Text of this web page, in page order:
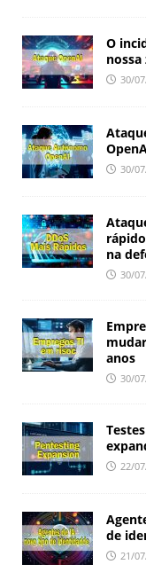
O
30/
30/
na
30/
anos
30/
22/
de
21/